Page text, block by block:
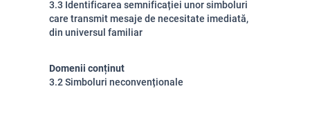
3.3 Identificarea semnificației unor simboluri
care transmit mesaje de necesitate imediată,
din universul familiar
Domenii conținut
3.2 Simboluri neconvenționale